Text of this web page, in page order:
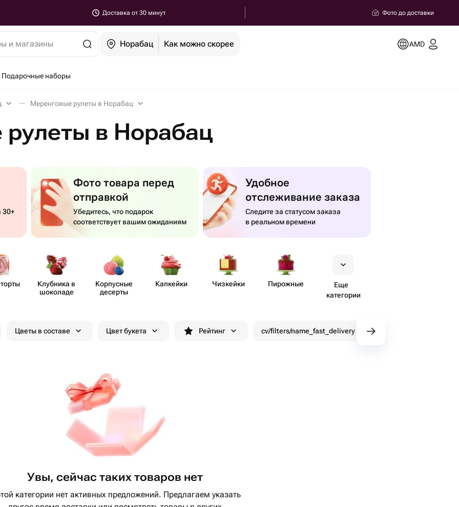
Доставка от 30 минут Фото до доставки
и магазины Норабац Как можно скорее AMD
Подарочные наборы
Меренговые рулеты в Норабац
в Норабац
30+
Фото товара перед
отправкой
Убедитесь, что подарок
соответствует вашим ожиданиям
Удобное
отслеживание заказа
Следите за статусом заказа
в реальном времени
Клубника в
шоколаде
Корпусные
десерты
Капкейки Чизкейки Пирожные
Еще
категории
Цветы в составе Цвет букета Рейтинг cv/filters/name_fast_delivery
Увы, сейчас таких товаров нет
категории нет активных предложений. Предлагаем указать